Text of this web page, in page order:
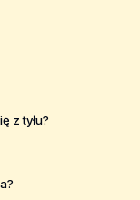
z tyłu?